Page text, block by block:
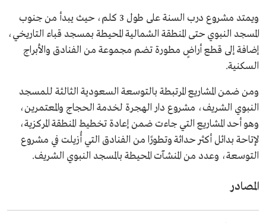
ويمتد مشروع درب السنة على طول 3 كلم، حيث يبدأ من جنوب
المسجد النبوي حتى المنطقة الشمالية المحيطة بمسجد قباء التاريخي،
إضافة إلى قطع أراضٍ مطورة تضم مجموعة من الفنادق والأبراج
السكنية.
ومن ضمن المشاريع المرتبطة بالتوسعة السعودية الثالثة للمسجد
النبوي الشريف، مشروع دار الهجرة لخدمة الحجاج والمعتمرين،
وهو أحد المشاريع التي جاءت ضمن إعادة تخطيط المنطقة المركزية،
لإتاحة بدائل أكثر حداثة وتطورًا من الفنادق التي أُزيلت في مشروع
التوسعة، وعدد من المنشآت المحيطة بالمسجد النبوي الشريف.
المصادر